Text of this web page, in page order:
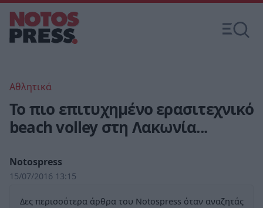
Αθλητικά
Το πιο επιτυχημένο ερασιτεχνικό
beach volley στη Λακωνία...
Notospress
15/07/2016 13:15
Δες περισσότερα άρθρα του Notospress όταν αναζητάς